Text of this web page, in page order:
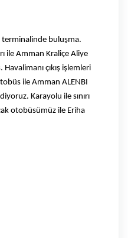
terminalinde buluşma.
ile Amman Kraliçe Aliye
çıkış işlemleri
ile Amman ALENBI
Karayolu ile sınırı
otobüsümüz ile Eriha